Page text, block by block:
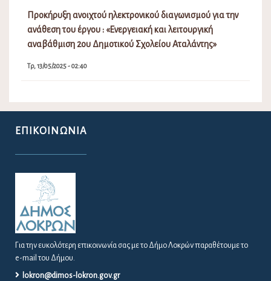
Προκήρυξη ανοιχτού ηλεκτρονικού διαγωνισμού για την
ανάθεση του έργου : «Ενεργειακή και λειτουργική
αναβάθμιση 2ου Δημοτικού Σχολείου Αταλάντης»
Τρ, 13/05/2025 - 02:40
ΕΠΙΚΟΙΝΩΝΊΑ
Για την ευκολότερη επικοινωνία σας με το Δήμο Λοκρών παραθέτουμε το
e-mail του Δήμου.
lokron@dimos-lokron.gov.gr